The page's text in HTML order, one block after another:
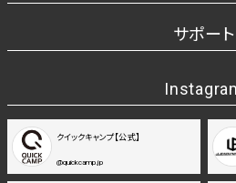
サポート
クイックキャンプ【公式】
@quickcamp.jp